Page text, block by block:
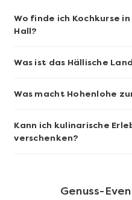
Wein- & Käse-
Wo finde ich Kochkurse
Hall?
Was ist das Hällische
Was macht Hohenlohe
Kann ich kulinarische
verschenken?
Genuss-